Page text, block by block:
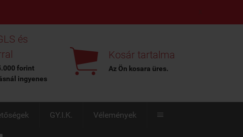
és
forint
ingyenes
 Kosár tartalma
Az Ön kosara üres.
GY.I.K. Vélemények 